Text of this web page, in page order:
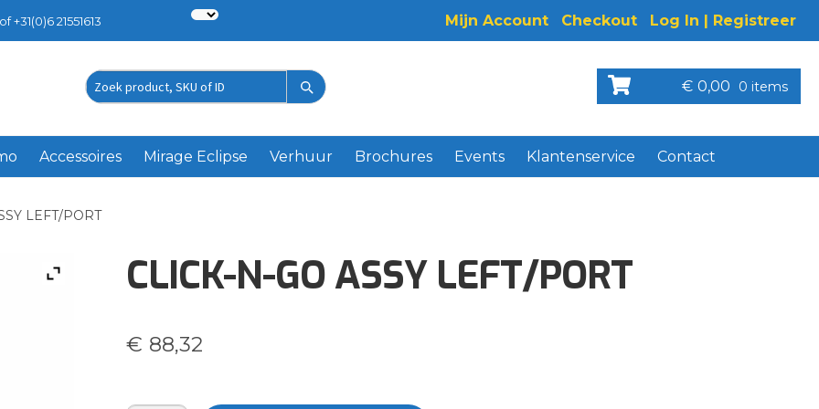
+31(0)6 21551613 Mijn Account Checkout Log In | Registreer
Zoek
€ 0,00 0 items
Accessoires Mirage Eclipse Verhuur Brochures Events Klantenservice Contact
LEFT/PORT
CLICK-N-GO ASSY LEFT/PORT
€ 88,32